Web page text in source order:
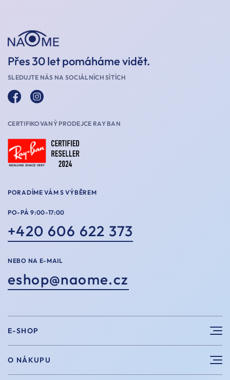
Přes 30 let pomáháme vidět.
SLEDUJTE NÁS NA SOCIÁLNÍCH SÍTÍCH
CERTIFIKOVANÝ PRODEJCE RAY BAN
PORADÍME VÁM S VÝBĚREM
PO-PÁ 9:00-17:00
+420 606 622 373
NEBO NA E-MAIL
eshop@naome.cz
E-SHOP
Sluneční brýle
Sportovní brýle
O NÁKUPU